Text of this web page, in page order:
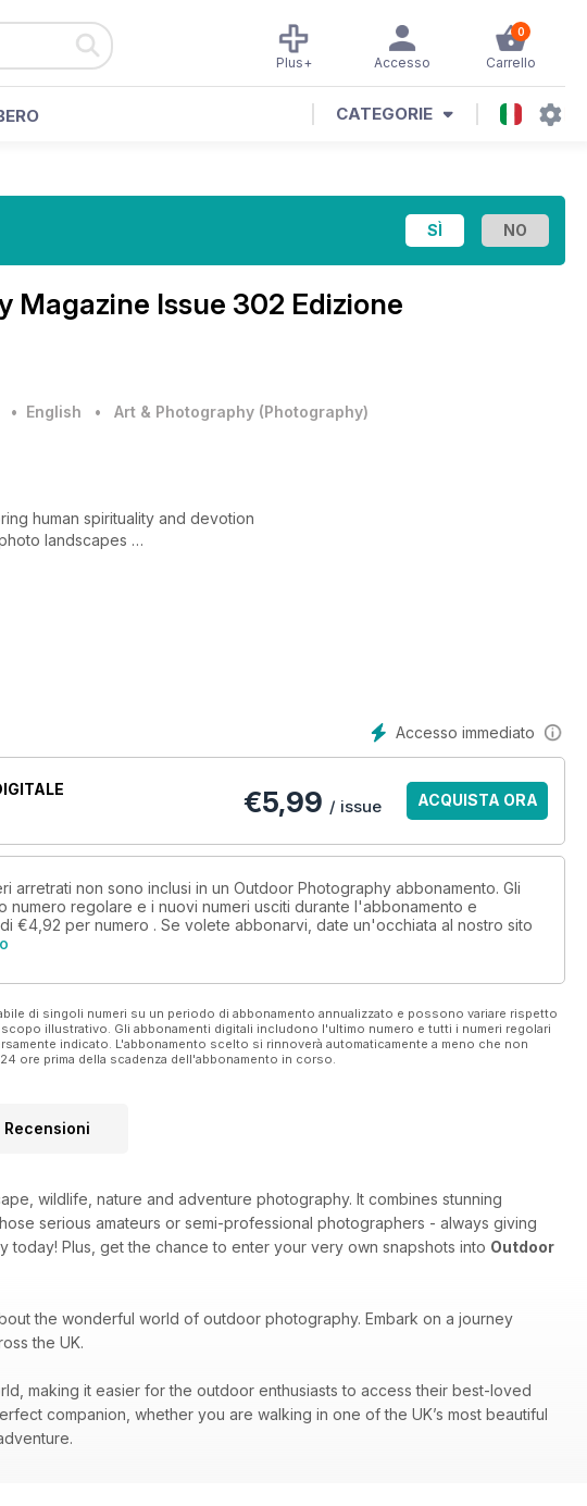
0
Carrello
Accesso
Plus+
CATEGORIE
Magazine Issue 302 Edizione
• English • Art & Photography (Photography)
human spirituality and devotion
landscapes
specialist Stephen Ball
G OSS II
Accesso immediato
€5,99 / issue ACQUISTA ORA
arretrati non sono inclusi in un Outdoor Photography abbonamento. Gli
numero regolare e i nuovi numeri usciti durante l'abbonamento e
€4,92 per numero . Se volete abbonarvi, date un'occhiata al nostro sito
di singoli numeri su un periodo di abbonamento annualizzato e possono variare rispetto
illustrativo. Gli abbonamenti digitali includono l'ultimo numero e tutti i numeri regolari
indicato. L'abbonamento scelto si rinnoverà automaticamente a meno che non
ore prima della scadenza dell'abbonamento in corso.
Recensioni
wildlife, nature and adventure photography. It combines stunning
serious amateurs or semi-professional photographers - always giving
Plus, get the chance to enter your very own snapshots into Outdoor
the wonderful world of outdoor photography. Embark on a journey
the UK.
making it easier for the outdoor enthusiasts to access their best-loved
companion, whether you are walking in one of the UK’s most beautiful